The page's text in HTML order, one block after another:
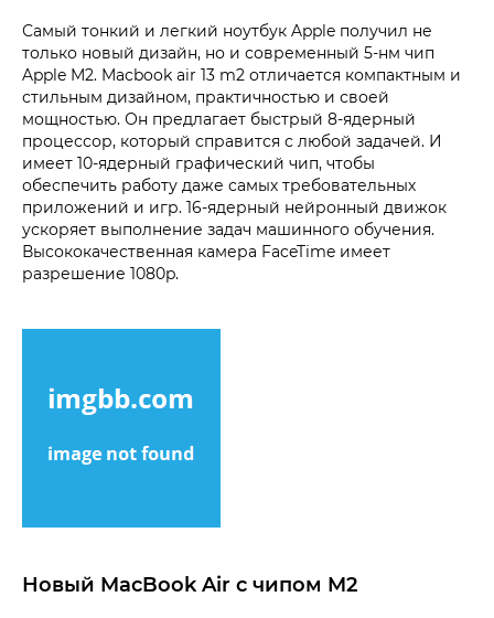
Самый тонкий и легкий ноутбук Apple получил не
только новый дизайн, но и современный 5-нм чип
Apple M2. Macbook air 13 m2 отличается компактным и
стильным дизайном, практичностью и своей
мощностью. Он предлагает быстрый 8-ядерный
процессор, который справится с любой задачей. И
имеет 10-ядерный графический чип, чтобы
обеспечить работу даже самых требовательных
приложений и игр. 16-ядерный нейронный движок
ускоряет выполнение задач машинного обучения.
Высококачественная камера FaceTime имеет
разрешение 1080p.
Новый MacBook Air с чипом M2